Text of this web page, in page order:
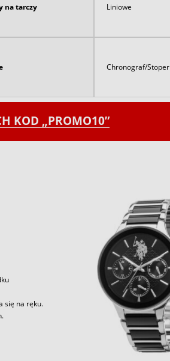
na tarczy Liniowe
Chronograf/Stoper
KOD „PROMO10”
się na ręku.